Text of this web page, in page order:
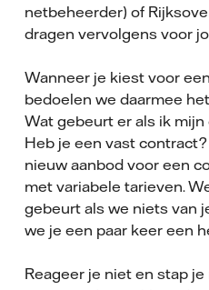
netbeheerder) of
dragen vervolgens voor
Wanneer je kiest voor
bedoelen we daarmee
Wat gebeurt er als ik
Heb je een vast
nieuw aanbod voor een
met variabele tarieven.
gebeurt als we niets van
we je een paar keer een
Reageer je niet en stap